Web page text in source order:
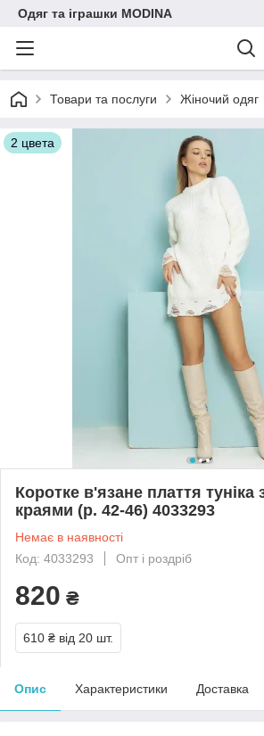
Одяг та іграшки MODINA
Товари та послуги Жіночий одяг
2 цвета
Коротке в'язане плаття туніка
краями (р. 42-46) 4033293
Немає в наявності
Код: 4033293
Опт і роздріб
820 ₴
610 ₴ від 20 шт.
Опис Характеристики Доставка